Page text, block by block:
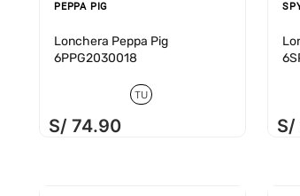
PEPPA PIG
Lonchera Peppa Pig
6PPG2030018
TU
S/ 74.90 S/